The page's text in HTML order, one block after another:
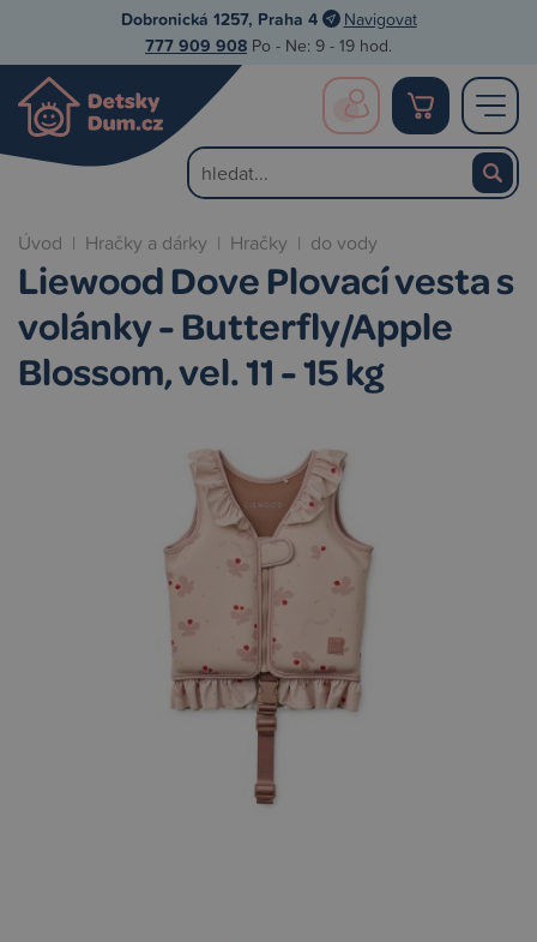
Dobronická 1257, Praha 4 Navigovat
777 909 908 Po - Ne: 9 - 19 hod.
Úvod | Hračky a dárky | Hračky | do vody
Liewood Dove Plovací vesta s
volánky - Butterfly/Apple
Blossom, vel. 11 - 15 kg